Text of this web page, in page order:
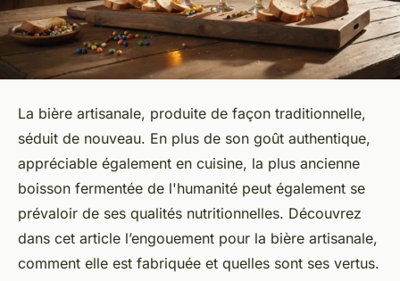
La bière artisanale, produite de façon traditionnelle,
séduit de nouveau. En plus de son goût authentique,
appréciable également en cuisine, la plus ancienne
boisson fermentée de l'humanité peut également se
prévaloir de ses qualités nutritionnelles. Découvrez
dans cet article l’engouement pour la bière artisanale,
comment elle est fabriquée et quelles sont ses vertus.